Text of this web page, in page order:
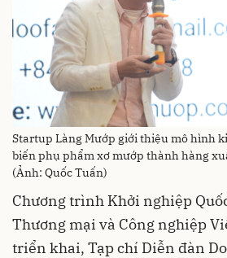
Startup Làng Mướp giới thiệu mô hình
biến phụ phẩm xơ mướp thành hàng
(Ảnh: Quốc Tuấn)
Chương trình Khởi nghiệp
Thương mại và Công nghiệp
triển khai, Tạp chí Diễn đàn